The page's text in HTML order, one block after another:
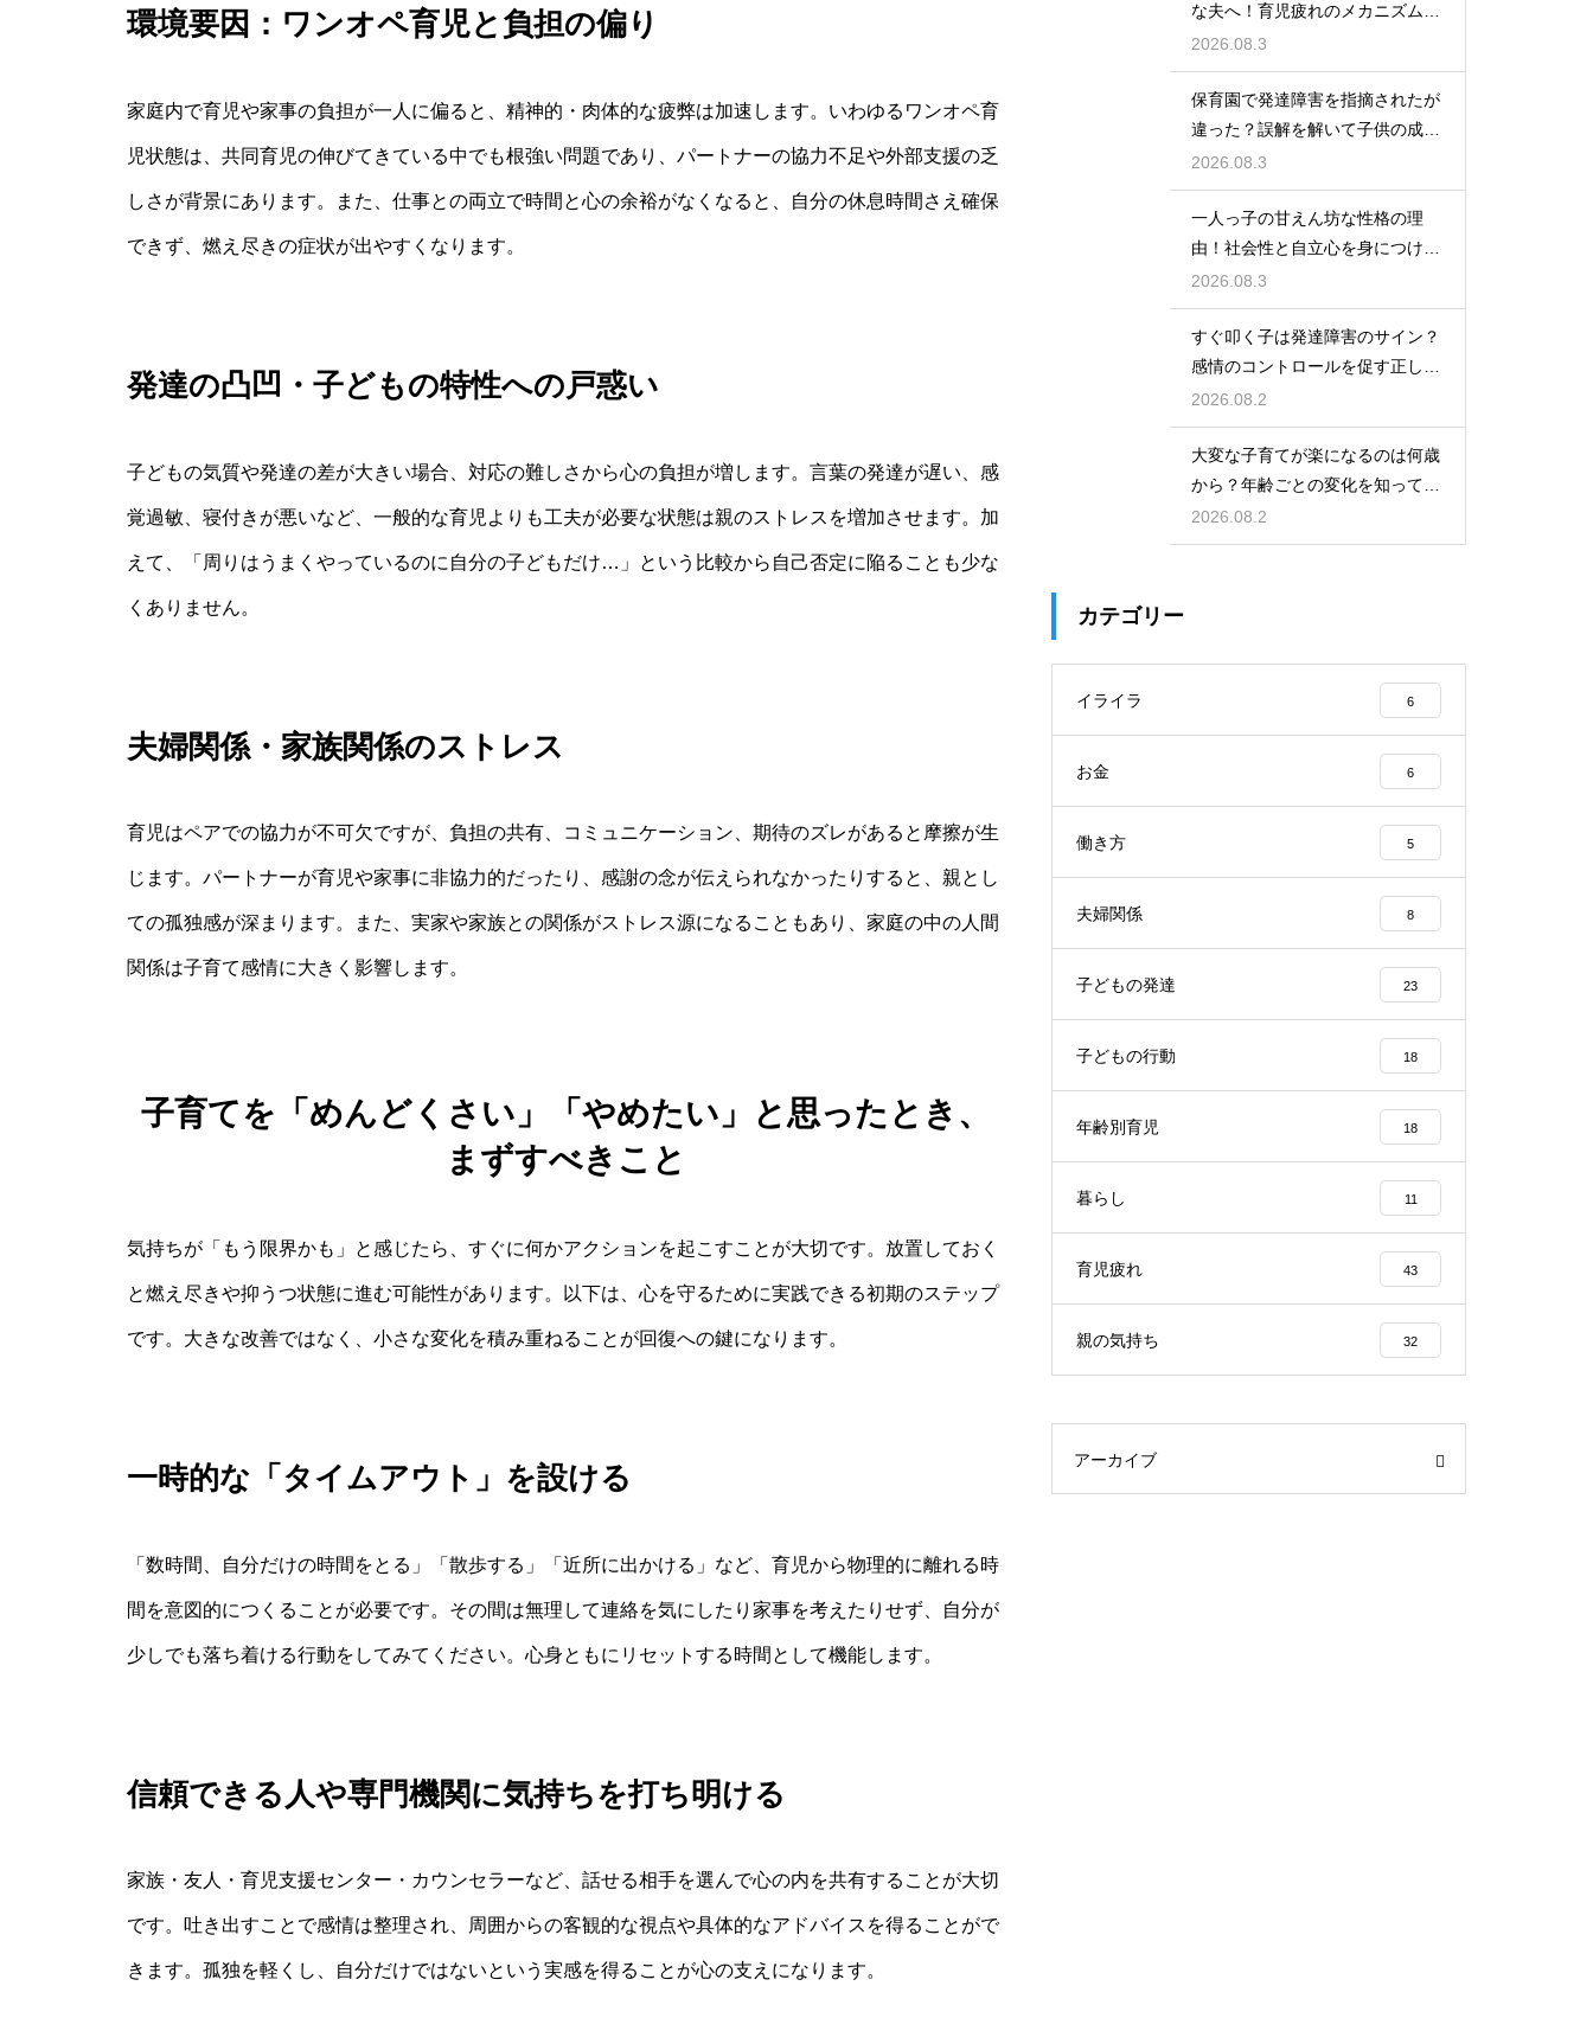
環境要因：ワンオペ育児と負担の偏り
家庭内で育児や家事の負担が一人に偏ると、精神的・肉体的な疲弊は加速します。いわゆるワンオペ育
児状態は、共同育児の伸びてきている中でも根強い問題であり、パートナーの協力不足や外部支援の乏
しさが背景にあります。また、仕事との両立で時間と心の余裕がなくなると、自分の休息時間さえ確保
できず、燃え尽きの症状が出やすくなります。
発達の凸凹・子どもの特性への戸惑い
子どもの気質や発達の差が大きい場合、対応の難しさから心の負担が増します。言葉の発達が遅い、感
覚過敏、寝付きが悪いなど、一般的な育児よりも工夫が必要な状態は親のストレスを増加させます。加
えて、「周りはうまくやっているのに自分の子どもだけ…」という比較から自己否定に陥ることも少な
くありません。
夫婦関係・家族関係のストレス
育児はペアでの協力が不可欠ですが、負担の共有、コミュニケーション、期待のズレがあると摩擦が生
じます。パートナーが育児や家事に非協力的だったり、感謝の念が伝えられなかったりすると、親とし
ての孤独感が深まります。また、実家や家族との関係がストレス源になることもあり、家庭の中の人間
関係は子育て感情に大きく影響します。
子育てを「めんどくさい」「やめたい」と思ったとき、
まずすべきこと
気持ちが「もう限界かも」と感じたら、すぐに何かアクションを起こすことが大切です。放置しておく
と燃え尽きや抑うつ状態に進む可能性があります。以下は、心を守るために実践できる初期のステップ
です。大きな改善ではなく、小さな変化を積み重ねることが回復への鍵になります。
一時的な「タイムアウト」を設ける
「数時間、自分だけの時間をとる」「散歩する」「近所に出かける」など、育児から物理的に離れる時
間を意図的につくることが必要です。その間は無理して連絡を気にしたり家事を考えたりせず、自分が
少しでも落ち着ける行動をしてみてください。心身ともにリセットする時間として機能します。
信頼できる人や専門機関に気持ちを打ち明ける
家族・友人・育児支援センター・カウンセラーなど、話せる相手を選んで心の内を共有することが大切
です。吐き出すことで感情は整理され、周囲からの客観的な視点や具体的なアドバイスを得ることがで
きます。孤独を軽くし、自分だけではないという実感を得ることが心の支えになります。
な夫へ！育児疲れのメカニズムを
理解する
2026.08.3
保育園で発達障害を指摘されたが
違った？誤解を解いて子供の成長
を見守る
2026.08.3
一人っ子の甘えん坊な性格の理
由！社会性と自立心を身につけさ
せる接し方
2026.08.3
すぐ叩く子は発達障害のサイン？
感情のコントロールを促す正しい
対応法
2026.08.2
大変な子育てが楽になるのは何歳
から？年齢ごとの変化を知って心
の準備を
2026.08.2
カテゴリー
イライラ 6
お金 6
働き方 5
夫婦関係 8
子どもの発達 23
子どもの行動 18
年齢別育児 18
暮らし 11
育児疲れ 43
親の気持ち 32
アーカイブ